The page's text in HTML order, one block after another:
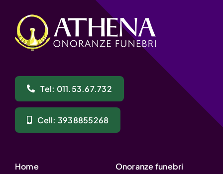
Tel: 011.53.67.732
Cell: 3938855268
Home
Onoranze funebri